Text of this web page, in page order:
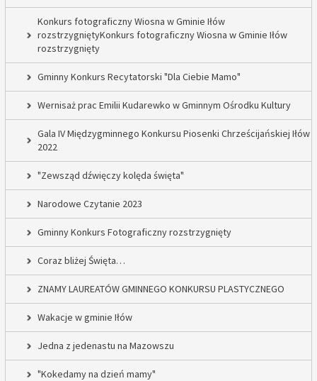
Konkurs fotograficzny Wiosna w Gminie Iłów
rozstrzygniętyKonkurs fotograficzny Wiosna w Gminie Iłów
rozstrzygnięty
Gminny Konkurs Recytatorski "Dla Ciebie Mamo"
Wernisaż prac Emilii Kudarewko w Gminnym Ośrodku Kultury
Gala IV Międzygminnego Konkursu Piosenki Chrześcijańskiej Iłów
2022
"Zewsząd dźwięczy kolęda święta"
Narodowe Czytanie 2023
Gminny Konkurs Fotograficzny rozstrzygnięty
Coraz bliżej Święta…
ZNAMY LAUREATÓW GMINNEGO KONKURSU PLASTYCZNEGO
Wakacje w gminie Iłów
Jedna z jedenastu na Mazowszu
"Kokedamy na dzień mamy"